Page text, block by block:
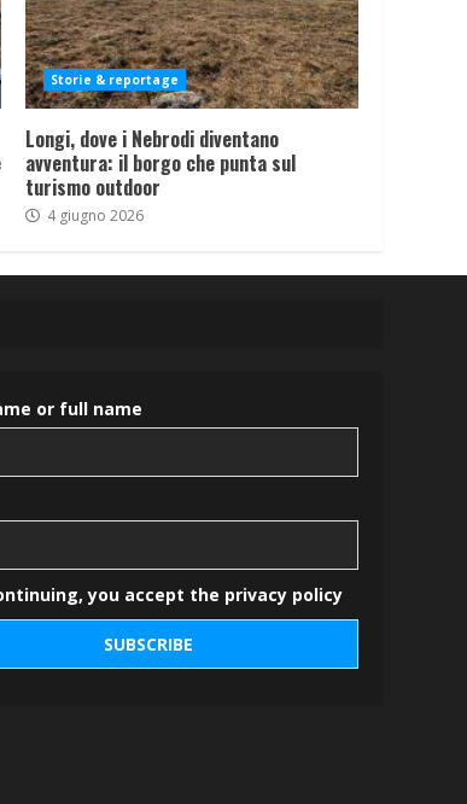
Storie & reportage
Longi, dove i Nebrodi diventano
avventura: il borgo che punta sul
turismo outdoor
4 giugno 2026
or full name
you accept the privacy policy